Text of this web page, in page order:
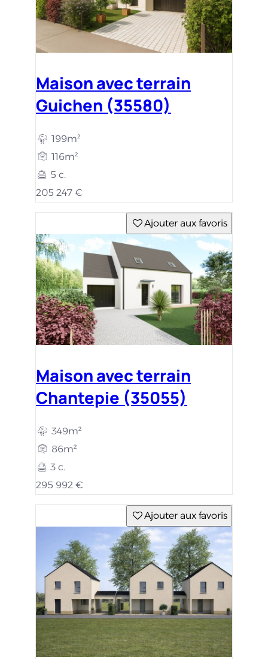
Maison avec terrain
Guichen (35580)
199m²
116m²
5 c.
205 247 €
Ajouter aux favoris
Maison avec terrain
Chantepie (35055)
349m²
86m²
3 c.
295 992 €
Ajouter aux favoris